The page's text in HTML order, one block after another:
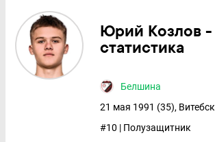
Юрий Козлов -
статистика
Белшина
21 мая 1991 (35), Витебск
#10 | Полузащитник